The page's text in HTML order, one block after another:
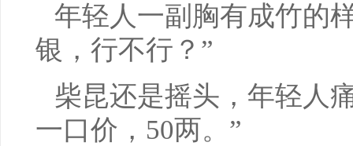
年轻人一副胸有成竹的
银，行不行？”
柴昆还是摇头，年轻人
一口价，50两。”